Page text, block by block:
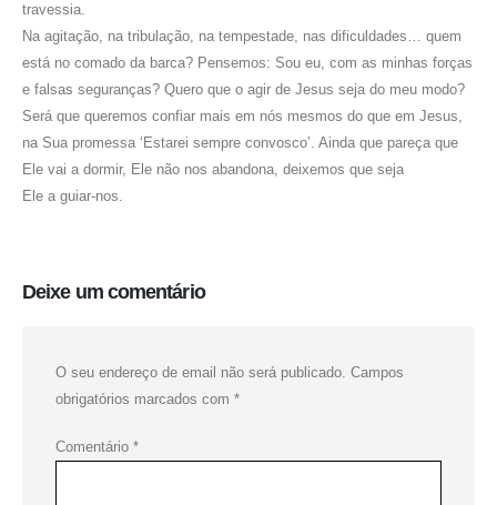
travessia.
Na agitação, na tribulação, na tempestade, nas dificuldades… quem
está no comado da barca? Pensemos: Sou eu, com as minhas forças
e falsas seguranças? Quero que o agir de Jesus seja do meu modo?
Será que queremos confiar mais em nós mesmos do que em Jesus,
na Sua promessa ‘Estarei sempre convosco’. Ainda que pareça que
Ele vai a dormir, Ele não nos abandona, deixemos que seja
Ele a guiar-nos.
Deixe um comentário
O seu endereço de email não será publicado. Campos
obrigatórios marcados com *
Comentário *